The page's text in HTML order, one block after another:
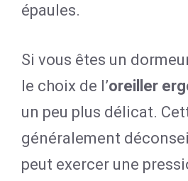
épaules.
Si vous êtes un
le choix de l’oreiller
un peu plus délicat.
généralement
peut exercer une